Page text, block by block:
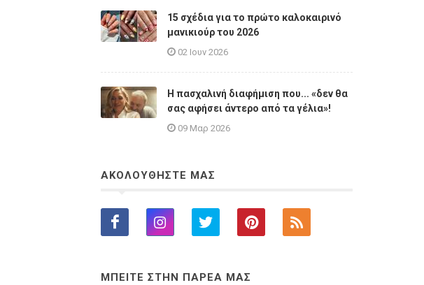
15 σχέδια για το πρώτο καλοκαιρινό
μανικιούρ του 2026
02 Ιουν 2026
Η πασχαλινή διαφήμιση που... «δεν θα
σας αφήσει άντερο από τα γέλια»!
09 Μαρ 2026
ΑΚΟΛΟΥΘΗΣΤΕ ΜΑΣ
ΜΠΕΙΤΕ ΣΤΗΝ ΠΑΡΕΑ ΜΑΣ